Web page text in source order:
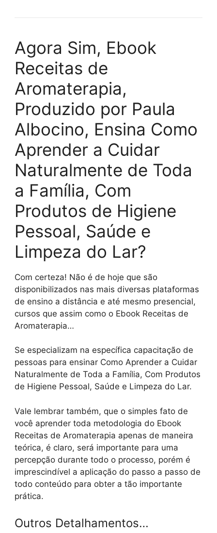
Agora Sim, Ebook
Receitas de
Aromaterapia,
Produzido por Paula
Albocino, Ensina Como
Aprender a Cuidar
Naturalmente de Toda
a Família, Com
Produtos de Higiene
Pessoal, Saúde e
Limpeza do Lar?
Com certeza! Não é de hoje que são
disponibilizados nas mais diversas plataformas
de ensino a distância e até mesmo presencial,
cursos que assim como o Ebook Receitas de
Aromaterapia…
Se especializam na específica capacitação de
pessoas para ensinar Como Aprender a Cuidar
Naturalmente de Toda a Família, Com Produtos
de Higiene Pessoal, Saúde e Limpeza do Lar.
Vale lembrar também, que o simples fato de
você aprender toda metodologia do Ebook
Receitas de Aromaterapia apenas de maneira
teórica, é claro, será importante para uma
percepção durante todo o processo, porém é
imprescindível a aplicação do passo a passo de
todo conteúdo para obter a tão importante
prática.
Outros Detalhamentos…